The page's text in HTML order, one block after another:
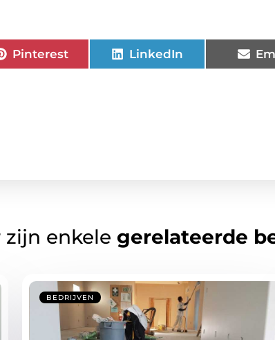
Pinterest LinkedIn
zijn enkele gerelateerde
BEDRIJVEN